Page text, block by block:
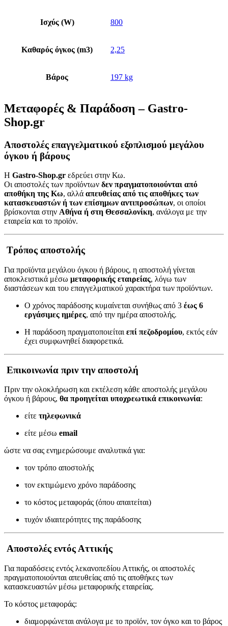
Ισχύς (W) 800
Καθαρός όγκος (m3) 2,25
Βάρος 197 kg
Μεταφορές & Παράδοση – Gastro-
Shop.gr
Αποστολές επαγγελματικού εξοπλισμού μεγάλου
όγκου ή βάρους
Η Gastro-Shop.gr εδρεύει στην Κω.
Οι αποστολές των προϊόντων δεν πραγματοποιούνται από
αποθήκη της Κω, αλλά απευθείας από τις αποθήκες των
κατασκευαστών ή των επίσημων αντιπροσώπων, οι οποίοι
βρίσκονται στην Αθήνα ή στη Θεσσαλονίκη, ανάλογα με την
εταιρεία και το προϊόν.
Τρόπος αποστολής
Για προϊόντα μεγάλου όγκου ή βάρους, η αποστολή γίνεται
αποκλειστικά μέσω μεταφορικής εταιρείας, λόγω των
διαστάσεων και του επαγγελματικού χαρακτήρα των προϊόντων.
Ο χρόνος παράδοσης κυμαίνεται συνήθως από 3 έως 6
εργάσιμες ημέρες, από την ημέρα αποστολής.
Η παράδοση πραγματοποιείται επί πεζοδρομίου, εκτός εάν
έχει συμφωνηθεί διαφορετικά.
Επικοινωνία πριν την αποστολή
Πριν την ολοκλήρωση και εκτέλεση κάθε αποστολής μεγάλου
όγκου ή βάρους, θα προηγείται υποχρεωτικά επικοινωνία:
είτε τηλεφωνικά
είτε μέσω email
ώστε να σας ενημερώσουμε αναλυτικά για:
τον τρόπο αποστολής
τον εκτιμώμενο χρόνο παράδοσης
το κόστος μεταφοράς (όπου απαιτείται)
τυχόν ιδιαιτερότητες της παράδοσης
Αποστολές εντός Αττικής
Για παραδόσεις εντός λεκανοπεδίου Αττικής, οι αποστολές
πραγματοποιούνται απευθείας από τις αποθήκες των
κατασκευαστών μέσω μεταφορικής εταιρείας.
Το κόστος μεταφοράς:
διαμορφώνεται ανάλογα με το προϊόν, τον όγκο και το βάρος